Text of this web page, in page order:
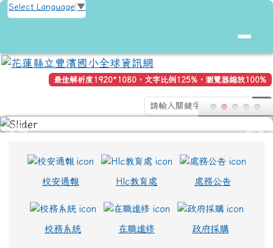
跳至主內容區
花蓮縣立豐濱國小全球資訊網
Select Language ▼
最佳解析度1920*1080，文字比例125%，瀏覽器縮放100%
校安通報 Hlc教育處 處務公告
校務系統 在職進修 政府採購